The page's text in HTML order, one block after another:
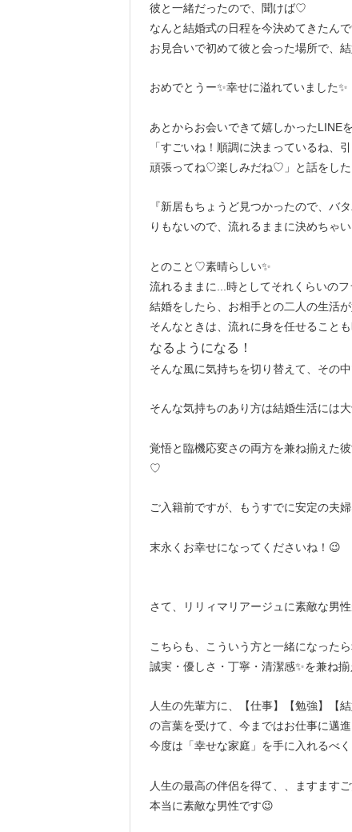
彼と一緒だったので、聞けば♡
なんと結婚式の日程を今決めてきたん
お見合いで初めて彼と会った場所で、
おめでとうー✨幸せに溢れていました✨
あとからお会いできて嬉しかったLINEを
「すごいね！順調に決まっているね、
頑張ってね♡楽しみだね♡」と話をした
『新居もちょうど見つかったので、バ
りもないので、流れるままに決めちゃい
とのこと♡素晴らしい✨
流れるままに...時としてそれくらいの
結婚をしたら、お相手との二人の生活
そんなときは、流れに身を任せることも
なるようになる！
そんな風に気持ちを切り替えて、その
そんな気持ちのあり方は結婚生活には
覚悟と臨機応変さの両方を兼ね揃えた
♡
ご入籍前ですが、もうすでに安定の夫
末永くお幸せになってくださいね！😉
さて、リリィマリアージュに素敵な男
こちらも、こういう方と一緒になった
誠実・優しさ・丁寧・清潔感✨を兼ね
人生の先輩方に、【仕事】【勉強】【
の言葉を受けて、今まではお仕事に邁進
今度は「幸せな家庭」を手に入れるべ
人生の最高の伴侶を得て、、ますます
本当に素敵な男性です😉